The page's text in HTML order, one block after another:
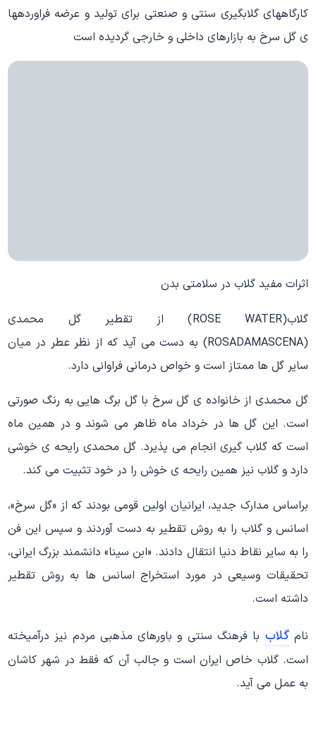
کارگاههای گلابگیری سنتی و صنعتی برای تولید و عرضه فراوردهها
ی گل سرخ به بازارهای داخلی و خارجی گردیده است
اثرات مفید گلاب در سلامتی بدن
گلاب(ROSE WATER) از تقطیر گل محمدی
(ROSADAMASCENA) به دست می آید که از نظر عطر در میان
سایر گل ها ممتاز است و خواص درمانی فراوانی دارد.
گل محمدی از خانواده ی گل سرخ با گل برگ هایی به رنگ صورتی
است. این گل ها در خرداد ماه ظاهر می شوند و در همین ماه
است که گلاب گیری انجام می پذیرد. گل محمدی رایحه ی خوشی
دارد و گلاب نیز همین رایحه ی خوش را در خود تثبیت می کند.
براساس مدارک جدید، ایرانیان اولین قومی بودند که از «گل سرخ»،
اسانس و گلاب را به روش تقطیر به دست آوردند و سپس این فن
را به سایر نقاط دنیا انتقال دادند. «ابن سینا» دانشمند بزرگ ایرانی،
تحقیقات وسیعی در مورد استخراج اسانس ها به روش تقطیر
داشته است.
نامگلاب با فرهنگ سنتی و باورهای مذهبی مردم نیز درآمیخته
است. گلاب خاص ایران است و جالب آن که فقط در شهر کاشان
به عمل می آید.